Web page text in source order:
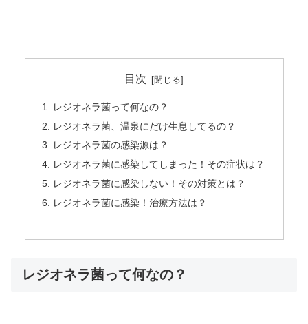
目次
レジオネラ菌って何なの？
レジオネラ菌、温泉にだけ生息してるの？
レジオネラ菌の感染源は？
レジオネラ菌に感染してしまった！その症状は？
レジオネラ菌に感染しない！その対策とは？
レジオネラ菌に感染！治療方法は？
レジオネラ菌って何なの？